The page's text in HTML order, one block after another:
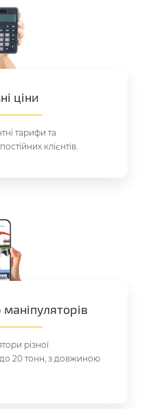
ціни
тарифи та
клієнтів.
різної
до 20 тонн, з довжиною